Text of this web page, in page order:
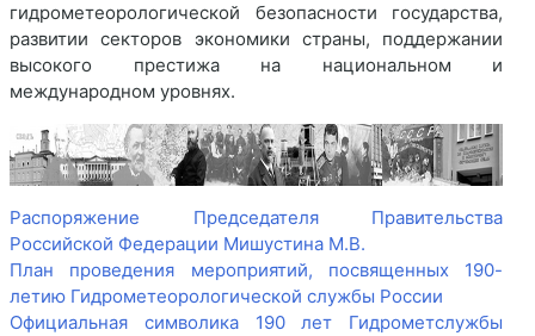
гидрометеорологической безопасности государства,
развитии секторов экономики страны, поддержании
высокого престижа на национальном и
международном уровнях.
Распоряжение Председателя Правительства
Российской Федерации Мишустина М.В.
План проведения мероприятий, посвященных 190-
летию Гидрометеорологической службы России
Официальная символика 190 лет Гидрометслужбы